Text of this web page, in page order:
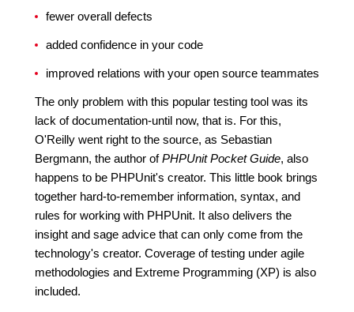
fewer overall defects
added confidence in your code
improved relations with your open source teammates
The only problem with this popular testing tool was its
lack of documentation-until now, that is. For this,
O'Reilly went right to the source, as Sebastian
Bergmann, the author ofPHPUnit Pocket Guide, also
happens to be PHPUnit's creator. This little book brings
together hard-to-remember information, syntax, and
rules for working with PHPUnit. It also delivers the
insight and sage advice that can only come from the
technology's creator. Coverage of testing under agile
methodologies and Extreme Programming (XP) is also
included.